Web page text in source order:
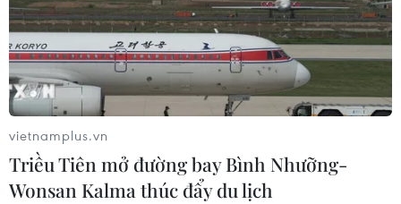
vietnamplus.vn
Triều Tiên mở đường bay Bình Nhưỡng-
Wonsan Kalma thúc đẩy du lịch